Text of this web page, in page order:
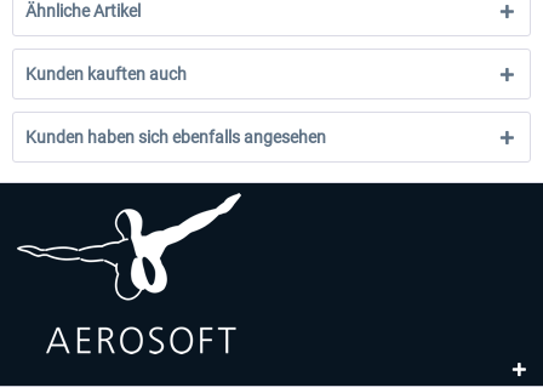
Ähnliche Artikel
Kunden kauften auch
Kunden haben sich ebenfalls angesehen